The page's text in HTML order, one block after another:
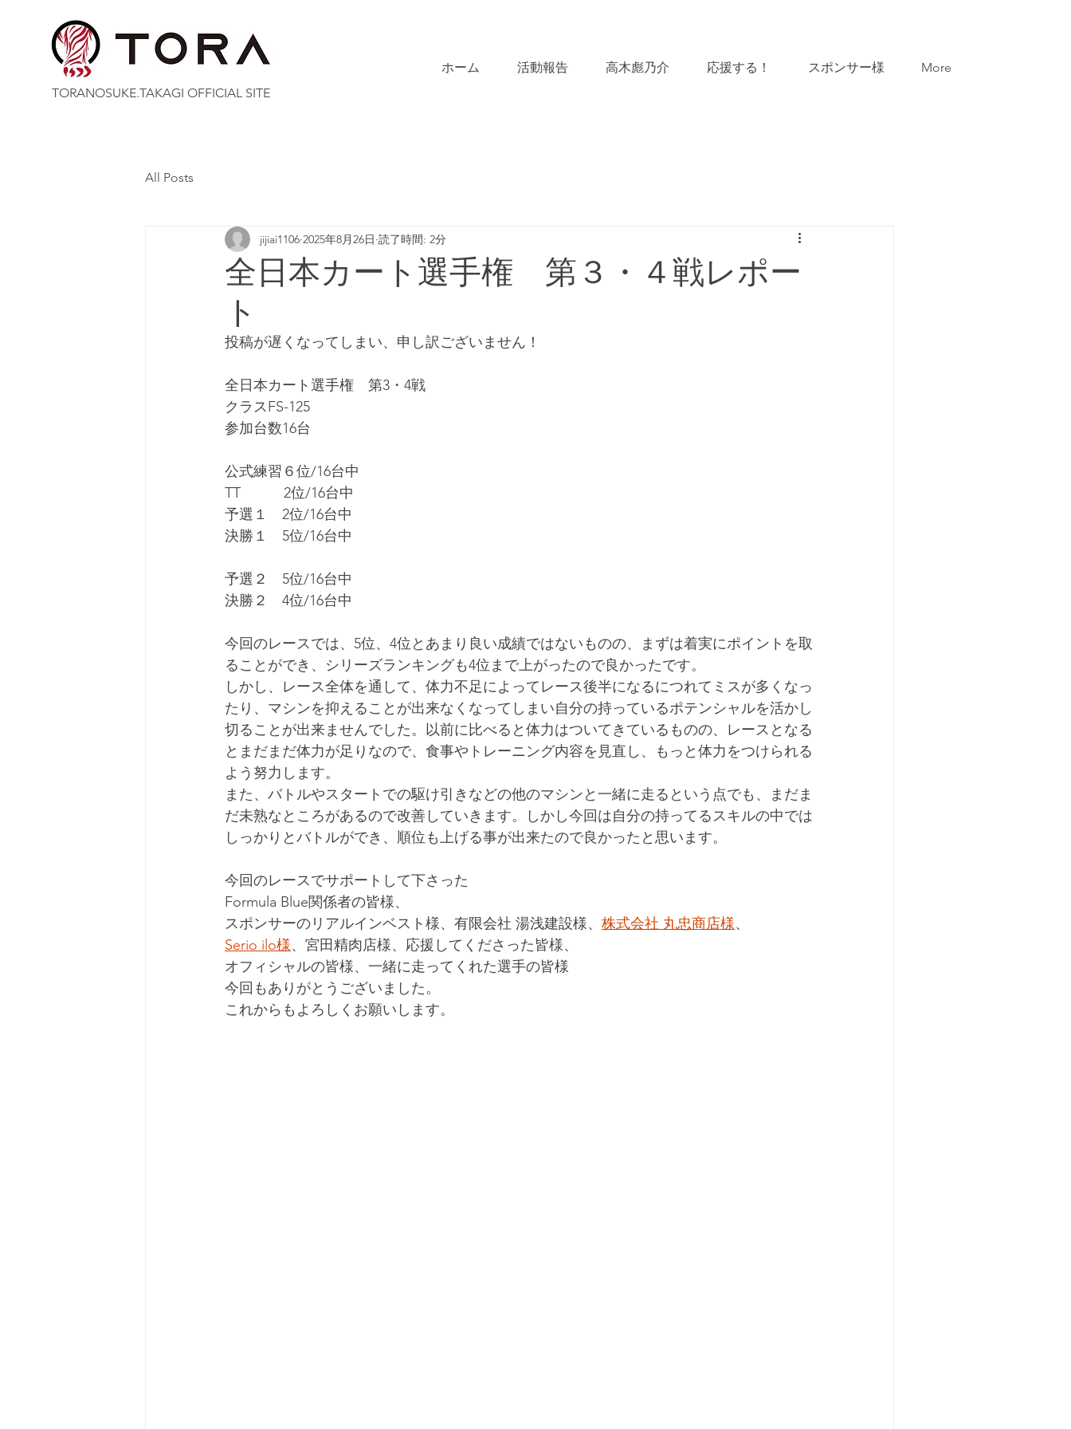
TORANOSUKE.TAKAGI OFFICIAL SITE
ホーム 活動報告 高木彪乃介 応援する！ スポンサー様 More
All Posts
全日本カート選手権 第３・４戦レポー
ト
jijiai1106 2025年8月26日 読了時間: 2分
投稿が遅くなってしまい、申し訳ございません！
全日本カート選手権　第3・4戦
クラスFS-125
参加台数16台
公式練習６位/16台中
TT　　　2位/16台中
予選１　2位/16台中
決勝１　5位/16台中
予選２　5位/16台中
決勝２　4位/16台中
今回のレースでは、5位、4位とあまり良い成績ではないものの、まずは着実にポイントを取
ることができ、シリーズランキングも4位まで上がったので良かったです。
しかし、レース全体を通して、体力不足によってレース後半になるにつれてミスが多くなっ
たり、マシンを抑えることが出来なくなってしまい自分の持っているポテンシャルを活かし
切ることが出来ませんでした。以前に比べると体力はついてきているものの、レースとなる
とまだまだ体力が足りなので、食事やトレーニング内容を見直し、もっと体力をつけられる
よう努力します。
また、バトルやスタートでの駆け引きなどの他のマシンと一緒に走るという点でも、まだま
だ未熟なところがあるので改善していきます。しかし今回は自分の持ってるスキルの中では
しっかりとバトルができ、順位も上げる事が出来たので良かったと思います。
今回のレースでサポートして下さった
Formula Blue関係者の皆様、
スポンサーのリアルインベスト様、有限会社 湯浅建設様、 株式会社 丸忠商店様、
Serio ilo様、宮田精肉店様、応援してくださった皆様、
オフィシャルの皆様、一緒に走ってくれた選手の皆様
今回もありがとうございました。
これからもよろしくお願いします。